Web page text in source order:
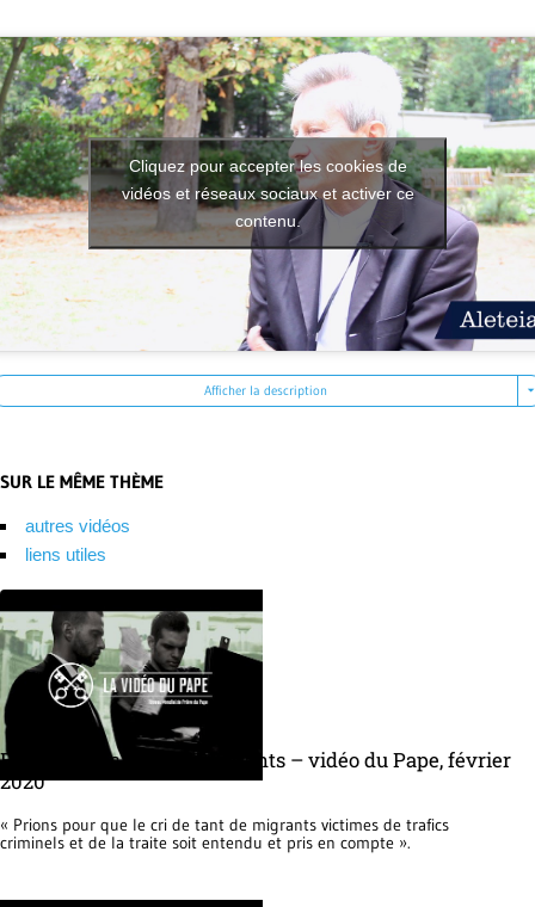
Cliquez pour accepter les cookies de
vidéos et réseaux sociaux et activer ce
contenu.
Afficher la description
SUR LE MÊME THÈME
autres vidéos
liens utiles
Entendre les cris des migrants – vidéo du Pape, février
2020
« Prions pour que le cri de tant de migrants victimes de trafics
criminels et de la traite soit entendu et pris en compte ».